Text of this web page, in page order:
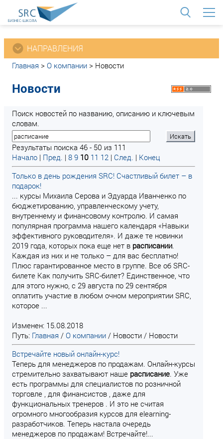
НАПРАВЛЕНИЯ
Главная > О компании > Новости
Новости
Поиск новостей по названию, описанию и ключевым
словам.
Результаты поиска 46 - 50 из 111
Начало | Пред. | 8 9 10 11 12 | След. | Конец
Только в день рождения SRC! Счастливый билет – в
подарок!
... курсы Михаила Серова и Эдуарда Иванченко по
бюджетированию, управленческому учету,
внутреннему и финансовому контролю. И самая
популярная программа нашего календаря «Навыки
эффективного руководителя». И даже те новинки
2019 года, которых пока еще нет в расписании.
Каждая из них и не только – для вас бесплатно!
Плюс гарантированное место в группе. Все об SRC-
билете Как получить SRC-билет? Единственное, что
для этого нужно, с 29 августа по 29 сентября
оплатить участие в любом очном мероприятии SRC,
которое ...
Изменен: 15.08.2018
Путь: Главная / О компании / Новости / Новости
Встречайте новый онлайн-курс!
Теперь для менеджеров по продажам. Онлайн-курсы
стремительно захватывают наше расписание. Уже
есть программы для специалистов по розничной
торговле , для финансистов , даже для
функциональных тренеров . И это не считая
огромного многообразия курсов для elearning-
разработчиков. Теперь настала очередь
менеджеров по продажам! Встречайте!...